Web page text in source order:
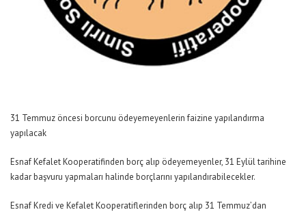
31 Temmuz öncesi borcunu ödeyemeyenlerin faizine yapılandırma
yapılacak
Esnaf Kefalet Kooperatifinden borç alıp ödeyemeyenler, 31 Eylül tarihine
kadar başvuru yapmaları halinde borçlarını yapılandırabilecekler.
Esnaf Kredi ve Kefalet Kooperatiflerinden borç alıp 31 Temmuz’dan